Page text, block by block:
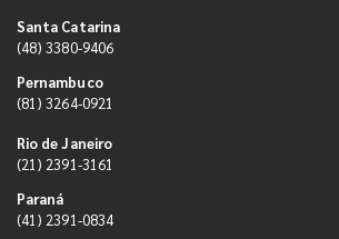
Santa Catarina
(48) 3380-9406
Pernambuco
(81) 3264-0921
Rio de Janeiro
(21) 2391-3161
Paraná
(41) 2391-0834